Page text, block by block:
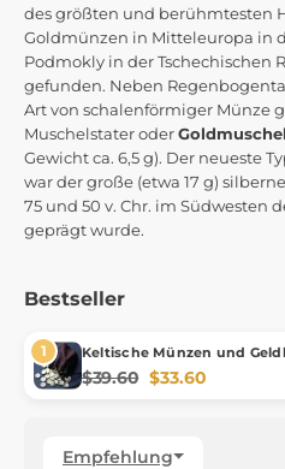
des größten und berühmtesten
Goldmünzen in Mitteleuropa in
Podmokly in der Tschechischen
gefunden. Neben
Art von schalenförmiger Münze
Muschelstater oder
Gewicht ca. 6,5 g). Der neueste
war der große (etwa 17 g)
75 und 50 v. Chr. im Südwesten
geprägt wurde.
Bestseller
Keltische Münzen und
$39.60 $33.60
Empfehlung